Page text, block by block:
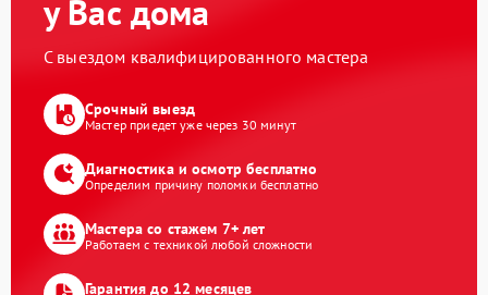
у Вас дома
С выездом квалифицированного мастера
Срочный выезд
Мастер приедет уже через 30 минут
Диагностика и осмотр бесплатно
Определим причину поломки бесплатно
Мастера со стажем 7+ лет
Работаем с техникой любой сложности
Гарантия до 12 месяцев